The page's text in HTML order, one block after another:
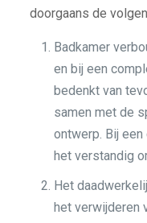
doorgaans de
Badkamer
en bij een
bedenkt van
samen met de
ontwerp. Bij
het verstandig
Het
het verwijderen